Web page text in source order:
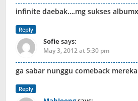
infinite daebak….mg sukses
Reply
Sofiesays:
May 3, 2012 at 5:30 pm
ga sabar nunggu comeback
Reply